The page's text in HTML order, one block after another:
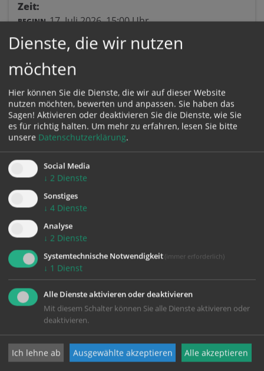
Zeit:
BEGINN17. Juli 2026,15:00 Uhr
Ort:
Mariendom
4020 Linz
Karte:
Bitte akzeptieren Sie
die Seite neu, um diesen Inhalt sehen zu können.
Dienste, die wir nutzen
möchten
Hier können Sie die Dienste, die wir auf dieser Website
nutzen möchten, bewerten und anpassen. Sie haben das
Sagen! Aktivieren oder deaktivieren Sie die Dienste, wie Sie
es für richtig halten. Um mehr zu erfahren, lesen Sie bitte
unsere Datenschutzerklärung.
Social Media
↓ 2 Dienste
Sonstiges
↓ 4 Dienste
Analyse
↓ 2 Dienste
Systemtechnische Notwendigkeit (immer erforderlich)
↓ 1 Dienst
Alle Dienste aktivieren oder deaktivieren
Mit diesem Schalter können Sie alle Dienste aktivieren oder
deaktivieren.
Ich lehne ab Ausgewählte akzeptieren Alle akzeptieren